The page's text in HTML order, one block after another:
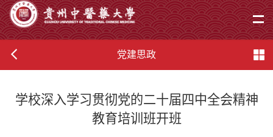
党建思政
学校深入学习贯彻党的二十届四中全会精神
教育培训班开班